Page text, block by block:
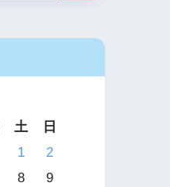
土
日
1
2
8
9